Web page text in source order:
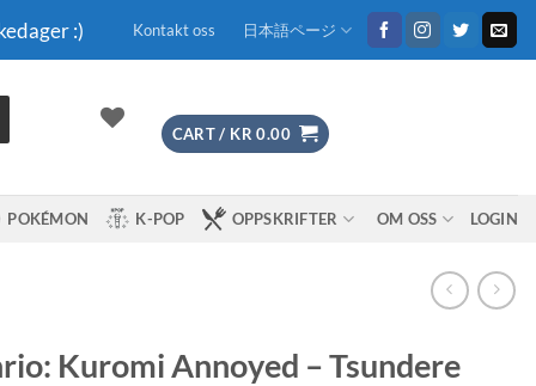
:) Kontakt oss 日本語ページ
CART / KR 0.00
POKÉMON K-POP OPPSKRIFTER OM OSS LOGIN
Kuromi Annoyed – Tsundere